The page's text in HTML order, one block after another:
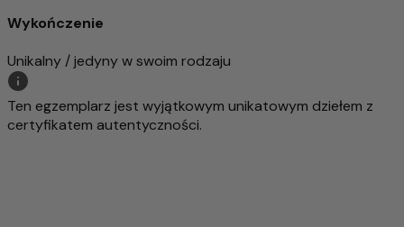
Wykończenie
Unikalny / jedyny w swoim rodzaju
Ten egzemplarz jest wyjątkowym unikatowym dziełem z
certyfikatem autentyczności.